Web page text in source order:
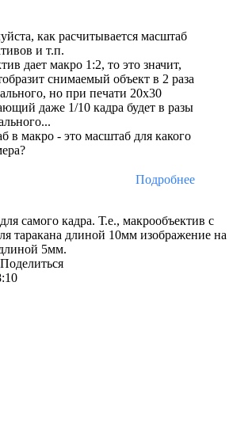
как расчитывается масштаб
и т.п.
дает макро 1:2, то это значит,
снимаемый объект в 2 раза
но при печати 20х30
даже 1/10 кадра будет в разы
в макро - это масштаб для какого
Подробнее
самого кадра. Т.е., макрообъектив с
таракана длиной 10мм изображение на
5мм.
Поделиться